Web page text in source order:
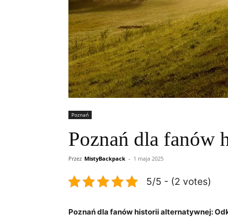
Poznań
Poznań dla fanów
Przez MistyBackpack - 1 maja 2025
5/5 - (2 votes)
Poznań dla fanów historii alternatywnej: